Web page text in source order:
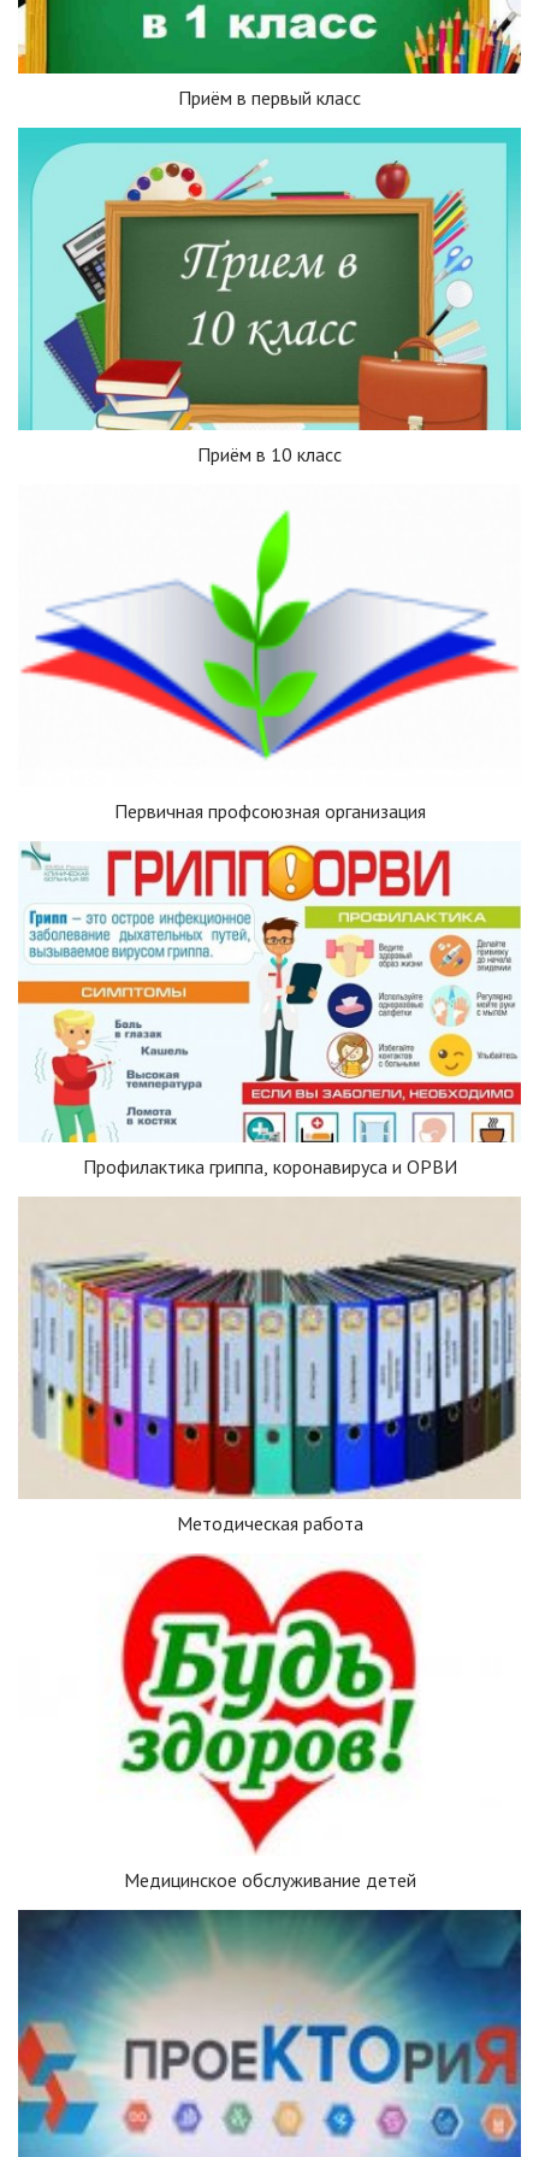
Приём в первый класс
Приём в 10 класс
Первичная профсоюзная организация
Профилактика гриппа, коронавируса и ОРВИ
Методическая работа
Медицинское обслуживание детей